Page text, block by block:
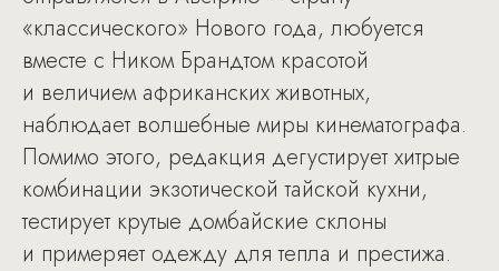
«классического» Нового года, любуется
вместе с Ником Брандтом красотой
и величием африканских животных,
наблюдает волшебные миры кинематографа.
Помимо этого, редакция дегустирует хитрые
комбинации экзотической тайской кухни,
тестирует крутые домбайские склоны
и примеряет одежду для тепла и престижа.